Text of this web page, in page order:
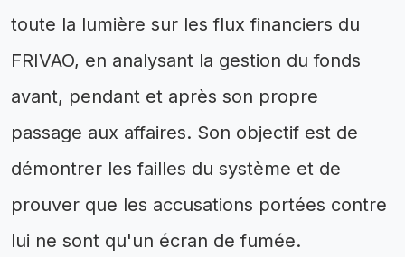
toute la lumière sur les flux financiers du
FRIVAO, en analysant la gestion du fonds
avant, pendant et après son propre
passage aux affaires. Son objectif est de
démontrer les failles du système et de
prouver que les accusations portées contre
lui ne sont qu'un écran de fumée.